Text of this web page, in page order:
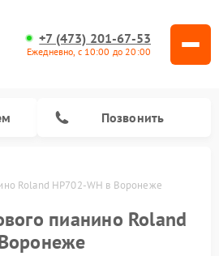
+7 (473) 201-67-53
Ежедневно, с 10:00 до 20:00
Позвонить
Roland HP702-WH в Воронеже
пианино Roland